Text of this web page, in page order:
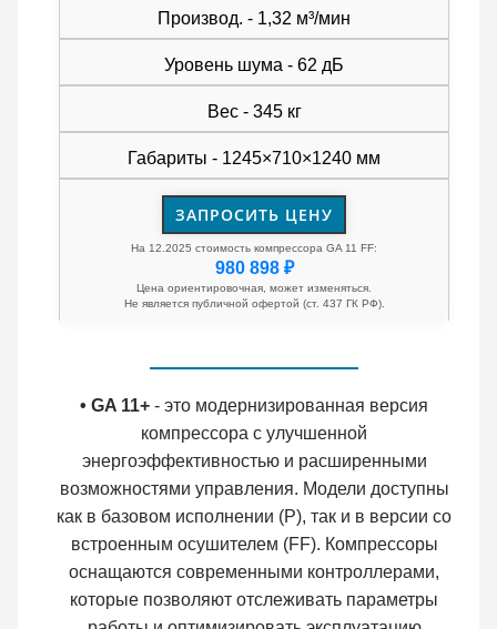
Производ. - 1,32 м³/мин
Уровень шума - 62 дБ
Вес - 345 кг
Габариты - 1245×710×1240 мм
ЗАПРОСИТЬ ЦЕНУ
На 12.2025 стоимость компрессора GA 11 FF:
980 898 ₽
Цена ориентировочная, может изменяться.
Не является публичной офертой (ст. 437 ГК РФ).
• GA 11+ - это модернизированная версия
компрессора с улучшенной
энергоэффективностью и расширенными
возможностями управления. Модели доступны
как в базовом исполнении (P), так и в версии со
встроенным осушителем (FF). Компрессоры
оснащаются современными контроллерами,
которые позволяют отслеживать параметры